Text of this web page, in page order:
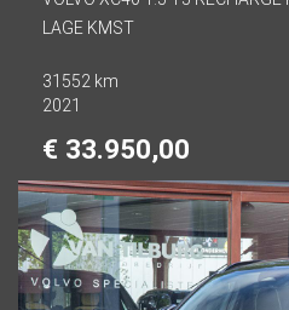
LAGE KMST
31552 km
2021
€ 33.950,00